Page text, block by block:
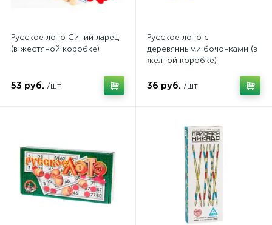
Русское лото Синий ларец
(в жестяной коробке)
53 руб. /шт
Русское лото с
деревянными бочонками (в
желтой коробке)
36 руб. /шт